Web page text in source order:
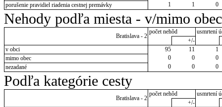
porušenie pravidiel riadenia cestnej premávky
1 1 0
Nehody podľa miesta - v/mimo obec
Bratislava - 2
počet nehôd
usmrtení
+/-
v obci
95 11
1
mimo obec
0 0
0
nezadané
0 0 0
Podľa kategórie cesty
Bratislava - 2
počet nehôd
usmrtení
+/-